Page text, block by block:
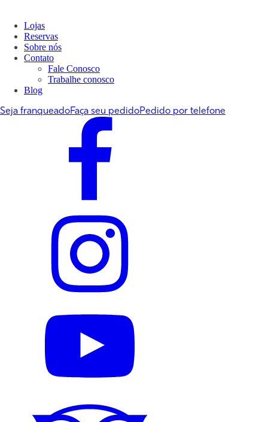
Lojas
Reservas
Sobre nós
Contato
Fale Conosco
Trabalhe conosco
Blog
Seja franqueadoFaça seu pedidoPedido por telefone